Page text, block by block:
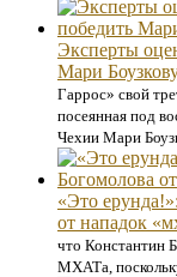
Эксперты
Мари
Гаррос» свой
посеянная под
Чехии Мари
«Это
от нападок
что Константин
МХАТа,